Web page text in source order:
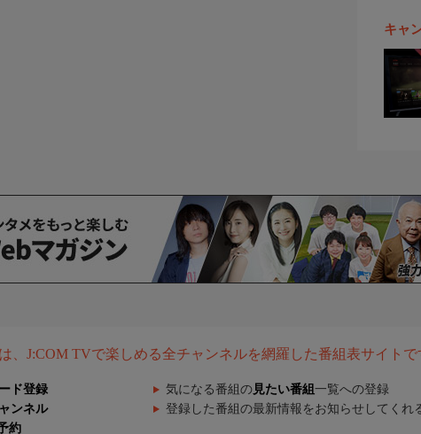
キャ
、J:COM TVで楽しめる全チャンネルを網羅した番組表サイトで
ド登録 気になる番組の 見たい番組 一覧への登録
ンネル 登録した番組の最新情報をお知らせしてくれ
約